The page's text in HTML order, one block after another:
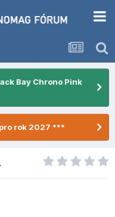
Bay Chrono Pink
rok 2027 ***